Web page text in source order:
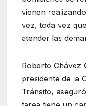
vienen
vez, toda vez
atender las
Roberto Chávez
presidente de la
Tránsito,